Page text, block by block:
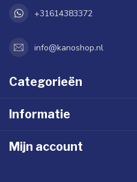
+31614383372
info@kanoshop.nl
Categorieën
Informatie
Mijn account